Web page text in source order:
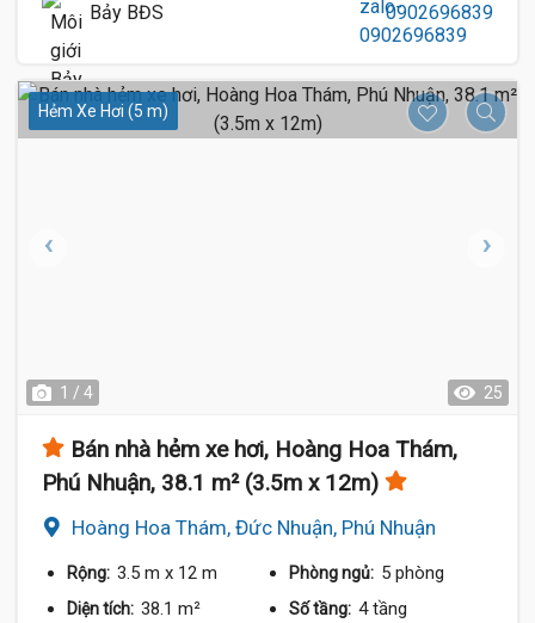
Bảy BĐS 0902696839
Hẻm Xe Hơi (5 m)
1 / 4 25
Bán nhà hẻm xe hơi, Hoàng Hoa Thám,
Phú Nhuận, 38.1 m² (3.5m x 12m)
Hoàng Hoa Thám, Đức Nhuận, Phú Nhuận
Rộng: 3.5 m x 12 m Phòng ngủ: 5 phòng
Diện tích: 38.1 m² Số tầng: 4 tầng